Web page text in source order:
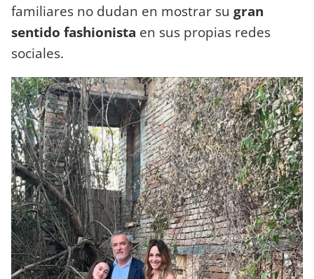
familiares no dudan en mostrar su gran
sentido fashionista en sus propias redes
sociales.